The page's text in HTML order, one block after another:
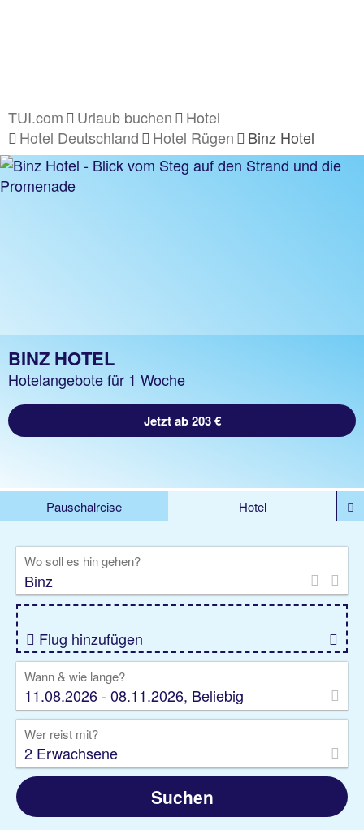
TUI.com Urlaub buchen
Hotel
Hotel Deutschland
Hotel Rügen Binz Hotel
BINZ HOTEL
Hotelangebote für 1 Woche
Jetzt ab 203 €
Pauschalreise
Hotel
Kreuzfahrten
Rundreisen
Privattransfer
Zusatzleistungen
Wo soll es hin gehen?
Flug hinzufügen
Wann & wie lange?
11.08.2026 - 08.11.2026, Beliebig
Wer reist mit?
2 Erwachsene
Suchen